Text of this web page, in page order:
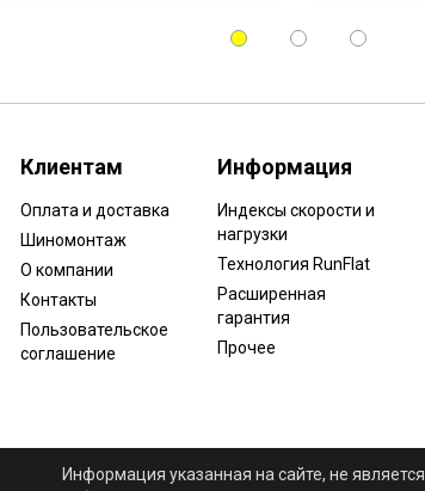
Клиентам
Оплата и доставка
Шиномонтаж
О компании
Контакты
Пользовательское
соглашение
Информация
Индексы скорости и
нагрузки
Технология RunFlat
Расширенная
гарантия
Прочее
Информация указанная на сайте, не является